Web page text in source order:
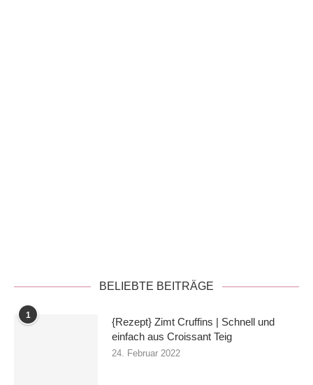
BELIEBTE BEITRÄGE
1
{Rezept} Zimt Cruffins | Schnell und
einfach aus Croissant Teig
24. Februar 2022